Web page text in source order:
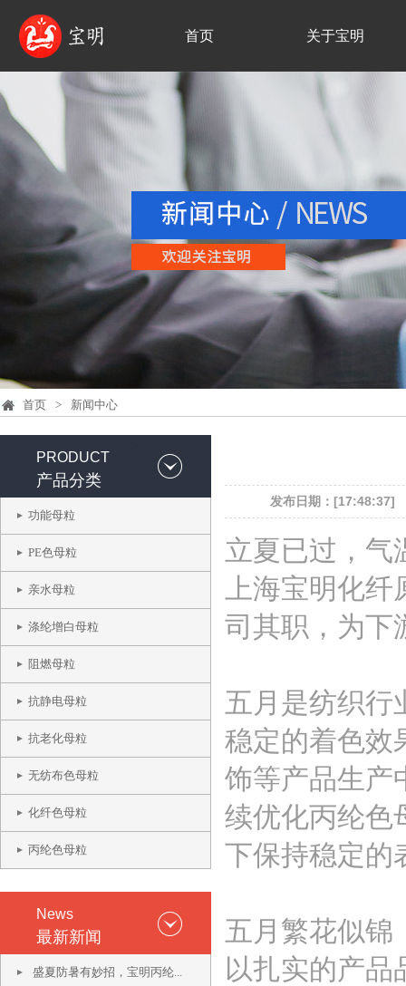
首页 关于宝明
首页 > 新闻中心
PRODUCT
产品分类
功能母粒
PE色母粒
亲水母粒
涤纶增白母粒
阻燃母粒
抗静电母粒
抗老化母粒
无纺布色母粒
化纤色母粒
丙纶色母粒
News
最新新闻
盛夏防暑有妙招，宝明丙纶...
发布日期：[17:48:37]
立夏已过，气
上海宝明化纤
司其职，为下
五月是纺织行
稳定的着色效
饰等产品生产
续优化丙纶色
下保持稳定的
五月繁花似锦
以扎实的产